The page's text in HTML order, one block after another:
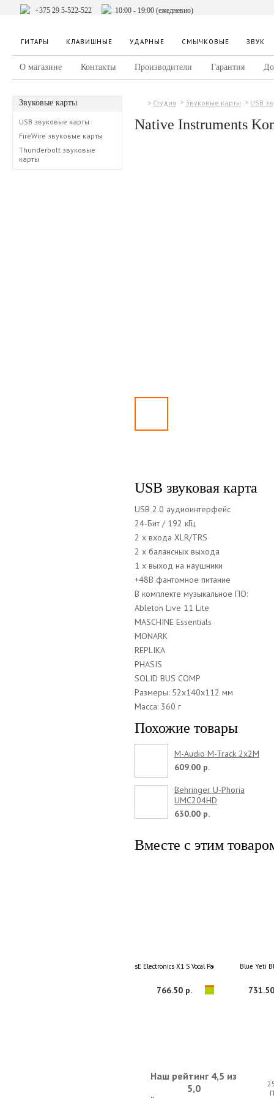
+375 29 5-522-522 10:00 - 19:00 (ежедневно)
ГИТАРЫ КЛАВИШНЫЕ УДАРНЫЕ СМЫЧКОВЫЕ ЗВУК
О магазине Контакты Производители Гарантия
Звуковые карты
USB звуковые карты
FireWire звуковые карты
Thunderbolt звуковые
карты
Студия Звуковые карты USB
Native Instruments
USB звуковая карта
USB 2.0 аудиоинтерфейс
24-Бит / 192 кГц
2 х входа XLR/TRS
2 х балансных выхода
1 х выход на наушники
+48В фантомное питание
В комплекте музыкальное ПО:
Ableton Live 11 Lite
MASCHINE Essentials
MONARK
REPLIKA
PHASIS
SOLID BUS COMP
Размеры: 52x140x112 мм
Масса: 360 г
Похожие товары
M-Audio M-Track 2x2M
609.00 р.
Behringer U-Phoria
UMC204HD
630.00 р.
Вместе с этим
sE Electronics X1 S Vocal Pack
766.50 р.
Blue Yeti
Наш рейтинг 4,5 из
5,0